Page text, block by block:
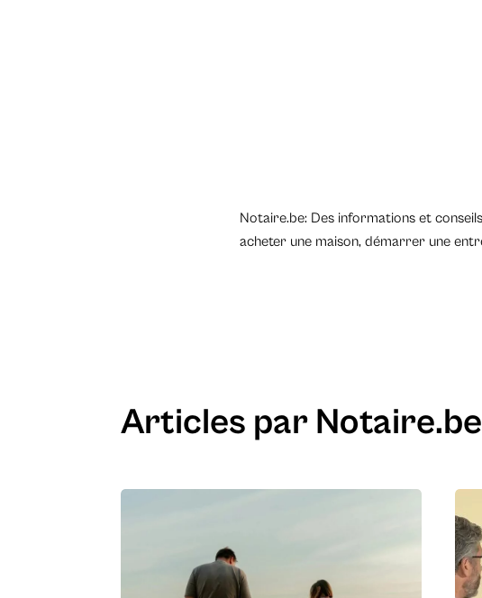
Notaire.be: Des informations et
acheter une maison, démarrer une
Articles par Notaire.be